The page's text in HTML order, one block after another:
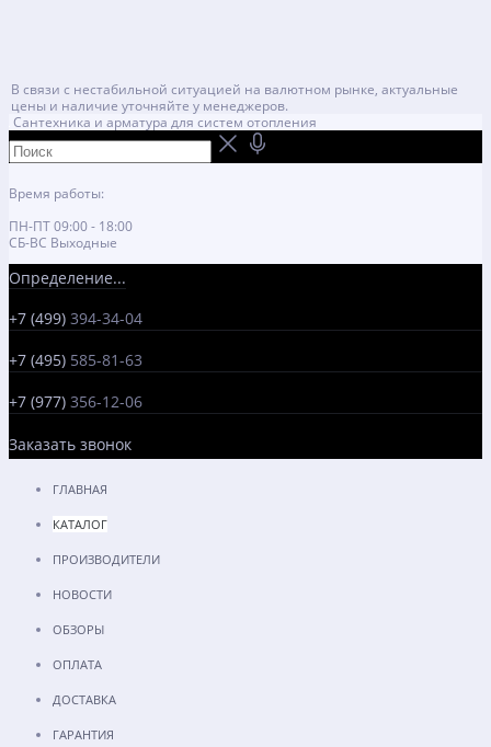
В связи с нестабильной ситуацией на валютном рынке, актуальные
цены и наличие уточняйте у менеджеров.
Сантехника и арматура для систем отопления
Время работы:
ПН-ПТ 09:00 - 18:00
СБ-ВС Выходные
Определение...
+7 (499) 394-34-04
+7 (495) 585-81-63
+7 (977) 356-12-06
Заказать звонок
ГЛАВНАЯ
КАТАЛОГ
ПРОИЗВОДИТЕЛИ
НОВОСТИ
ОБЗОРЫ
ОПЛАТА
ДОСТАВКА
ГАРАНТИЯ